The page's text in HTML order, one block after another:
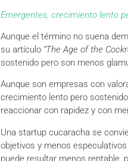
Emergentes, crecimiento lento
Aunque el término no suena
su artículo “The Age of the
sostenido pero son menos
Aunque son empresas con
crecimiento lento pero
reaccionar con rapidez y con
Una startup cucaracha se
objetivos y menos
puede resultar menos rentable,